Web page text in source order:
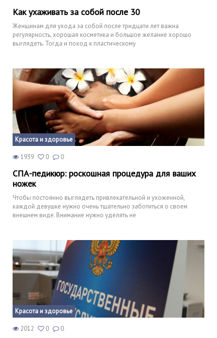
Как ухаживать за собой после 30
Женщинам для ухода за собой после тридцати лет важна
регулярность, хорошая косметика и большое желание хорошо
выглядеть. Тогда и поход к пластическому
Красота и здоровье
1939 0 0
СПА-педикюр: роскошная процедура для ваших
ножек
Чтобы постоянно выглядеть привлекательной и ухоженной,
каждой девушке нужно очень тщательно заботиться о своем
внешнем виде. Внимание нужно уделять не
Красота и здоровье
2012 0 0